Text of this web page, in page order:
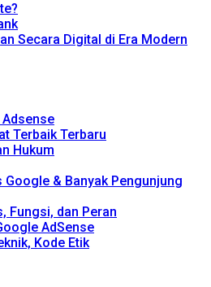
Secara Digital di Era Modern
Terbaik Terbaru
Hukum
& Banyak Pengunjung
Fungsi, dan Peran
AdSense
Kode Etik